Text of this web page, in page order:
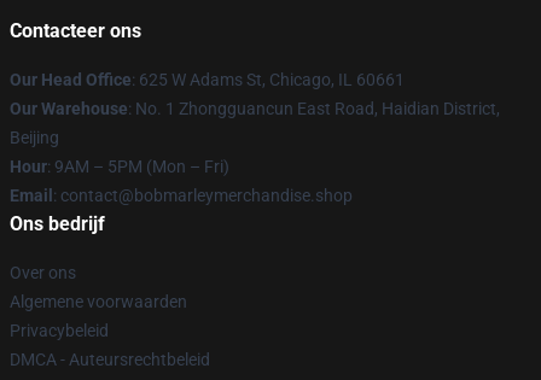
Contacteer ons
Our Head Office: 625 W Adams St, Chicago, IL 60661
Our Warehouse: No. 1 Zhongguancun East Road, Haidian District,
Beijing
Hour: 9AM – 5PM (Mon – Fri)
Email : contact@bobmarleymerchandise.shop
Ons bedrijf
Over ons
Algemene voorwaarden
Privacybeleid
DMCA - Auteursrechtbeleid